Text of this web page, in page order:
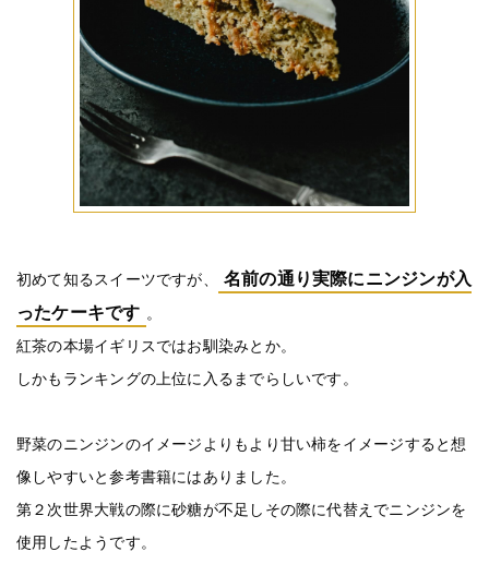
初めて知るスイーツですが、
名前の通り実際にニンジンが入
ったケーキです 。
紅茶の本場イギリスではお馴染みとか。
しかもランキングの上位に入るまでらしいです。
野菜のニンジンのイメージよりもより甘い柿をイメージすると想
像しやすいと参考書籍にはありました。
第２次世界大戦の際に砂糖が不足しその際に代替えでニンジンを
使用したようです。